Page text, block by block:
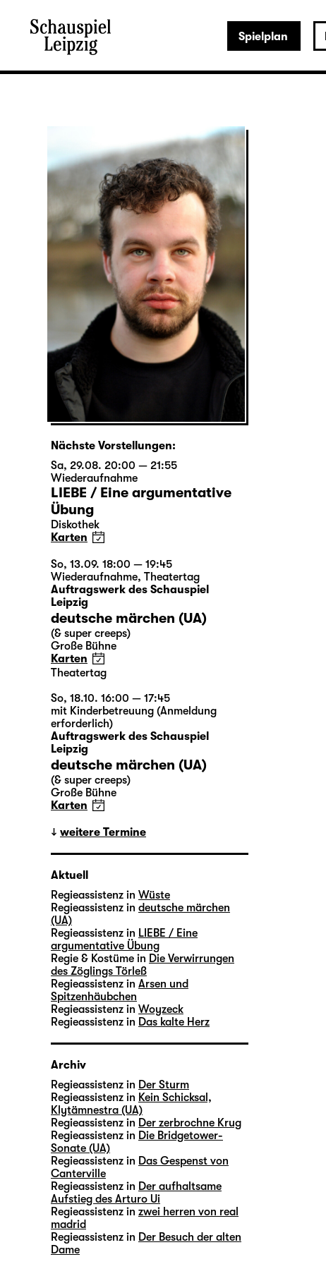
Spielplan
Nächste Vorstellungen:
Sa, 29.08. 20:00 — 21:55
Wiederaufnahme
LIEBE / Eine argumentative
Übung
Diskothek
Karten
So, 13.09. 18:00 — 19:45
Wiederaufnahme, Theatertag
Auftragswerk des Schauspiel
Leipzig
deutsche märchen (UA)
(& super creeps)
Große Bühne
Karten
Theatertag
So, 18.10. 16:00 — 17:45
mit Kinderbetreuung (Anmeldung
erforderlich)
Auftragswerk des Schauspiel
Leipzig
deutsche märchen (UA)
(& super creeps)
Große Bühne
Karten
weitere Termine
Aktuell
Regieassistenz in Wüste
Regieassistenz in deutsche märchen
(UA)
Regieassistenz in LIEBE / Eine
argumentative Übung
Regie & Kostüme in Die Verwirrungen
des Zöglings Törleß
Regieassistenz in Arsen und
Spitzenhäubchen
Regieassistenz in Woyzeck
Regieassistenz in Das kalte Herz
Archiv
Regieassistenz in Der Sturm
Regieassistenz in Kein Schicksal,
Klytämnestra (UA)
Regieassistenz in Der zerbrochne Krug
Regieassistenz in Die Bridgetower-
Sonate (UA)
Regieassistenz in Das Gespenst von
Canterville
Regieassistenz in Der aufhaltsame
Aufstieg des Arturo Ui
Regieassistenz in zwei herren von real
madrid
Regieassistenz in Der Besuch der alten
Dame